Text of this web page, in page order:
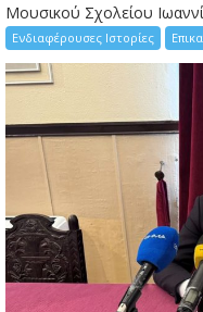
Μουσικού Σχολείου
Ενδιαφέρουσες Ιστορίες